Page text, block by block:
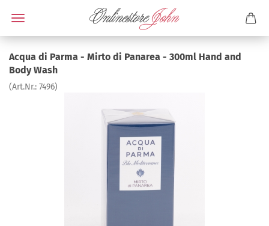
Acqua di Parma - Mirto di Panarea - 300ml Hand and
Body Wash
(Art.Nr.: 7496)